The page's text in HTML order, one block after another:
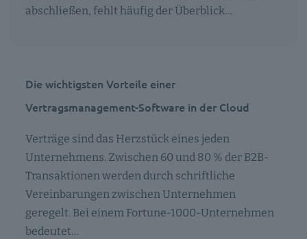
abschließen, fehlt häufig der Überblick…
Die wichtigsten Vorteile einer
Vertragsmanagement-Software in der Cloud
Verträge sind das Herzstück eines jeden
Unternehmens. Zwischen 60 und 80 % der B2B-
Transaktionen werden durch schriftliche
Vereinbarungen zwischen Unternehmen
geregelt. Bei einem Fortune-1000-Unternehmen
bedeutet…